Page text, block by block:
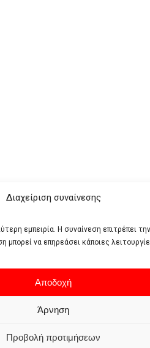
Διαχείριση συναίνεσης
εμπειρία. Η συναίνεση επιτρέπει
μπορεί να επηρεάσει κάποιες
Αποδοχή
Άρνηση
Προβολή προτιμήσεων